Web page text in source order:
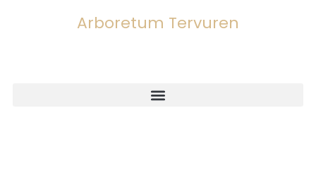
Arboretum Tervuren